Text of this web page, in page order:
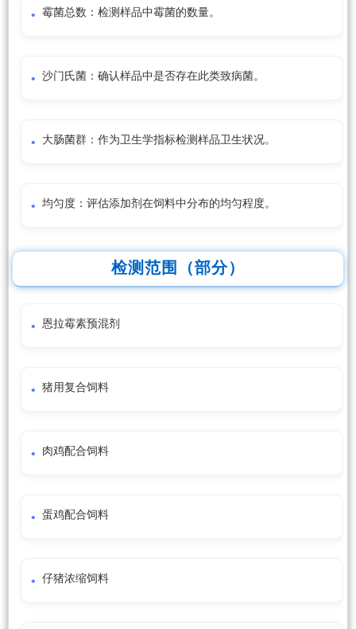
霉菌总数：检测样品中霉菌的数量。
沙门氏菌：确认样品中是否存在此类致病菌。
大肠菌群：作为卫生学指标检测样品卫生状况。
均匀度：评估添加剂在饲料中分布的均匀程度。
检测范围（部分）
恩拉霉素预混剂
猪用复合饲料
肉鸡配合饲料
蛋鸡配合饲料
仔猪浓缩饲料